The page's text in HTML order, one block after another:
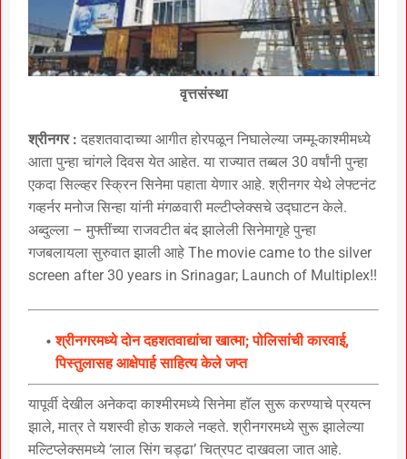
वृत्तसंस्था
श्रीनगर : दहशतवादाच्या आगीत होरपळून निघालेल्या जम्मू-काश्मीमध्ये
आता पुन्हा चांगले दिवस येत आहेत. या राज्यात तब्बल 30 वर्षांनी पुन्हा
एकदा सिल्व्हर स्क्रिन सिनेमा पहाता येणार आहे. श्रीनगर येथे लेफ्टनंट
गव्हर्नर मनोज सिन्हा यांनी मंगळवारी मल्टीप्लेक्सचे उद्घाटन केले.
अब्दुल्ला – मुफ्तींच्या राजवटीत बंद झालेली सिनेमागृहे पुन्हा
गजबलायला सुरुवात झाली आहे The movie came to the silver
screen after 30 years in Srinagar; Launch of Multiplex!!
श्रीनगरमध्ये दोन दहशतवाद्यांचा खात्मा; पोलिसांची कारवाई,
पिस्तुलासह आक्षेपार्ह साहित्य केले जप्त
यापूर्वी देखील अनेकदा काश्मीरमध्ये सिनेमा हॉल सुरू करण्याचे प्रयत्न
झाले, मात्र ते यशस्वी होऊ शकले नव्हते. श्रीनगरमध्ये सुरू झालेल्या
मल्टिप्लेक्समध्ये ‘लाल सिंग चड्ढा’ चित्रपट दाखवला जात आहे.